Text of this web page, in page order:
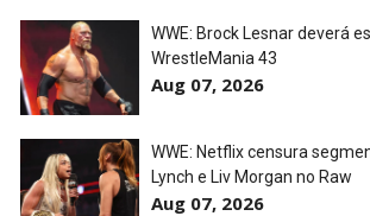
AEW Dynamite 22JUL26
Unknown- Jul 23 2026
TNA iMPACT Wrestling 06 aug
Unknown-Aug 07 2026
WWE: Brock Lesnar deverá
WrestleMania 43
Aug 07, 2026
WWE: Netflix censura
Lynch e Liv Morgan no Raw
Aug 07, 2026